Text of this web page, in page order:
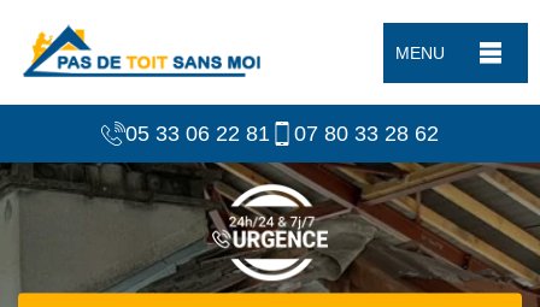
MENU
05 33 06 22 81 07 80 33 28 62